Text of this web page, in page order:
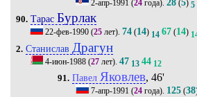
2-апр-1991 (24 года). ( ) 5
90. Тарас Бурлак
22-фев-1990(25лет). 74(14) 14 67(14)
2. Станислав Драгун
4-июн-1988(27лет). 47 13 44 12
91. Павел Яковлев, 46'
7-апр-1991 (24 года). 125 (38